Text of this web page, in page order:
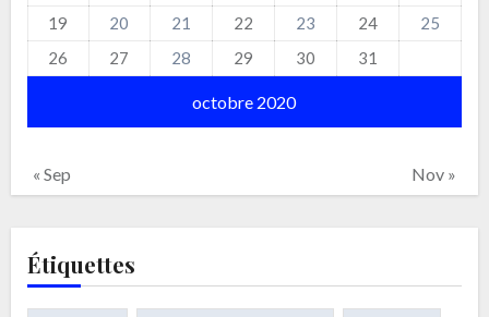
octobre 2020
19
20 21 22 23 24
25
26
27 28 29 30 31
« Sep Nov »
Étiquettes